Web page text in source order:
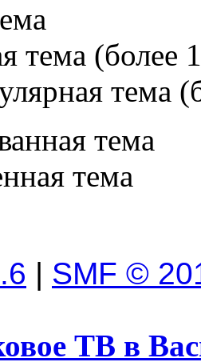
тема (более
тема
тема
тема
| SMF ©
ТВ в